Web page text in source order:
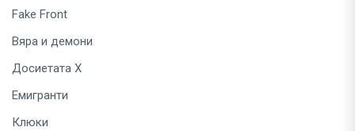
Fake Front
Вяра и демони
Досиетата Х
Емигранти
Клюки